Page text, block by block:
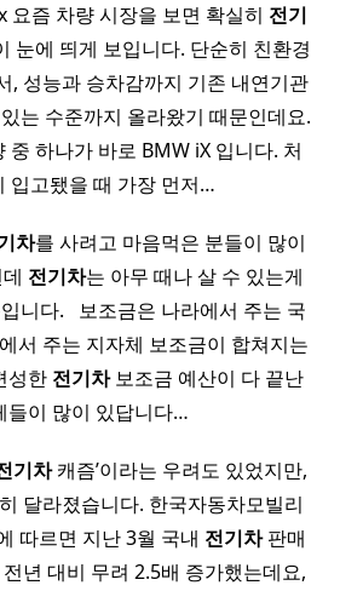
요즘 차량 시장을 보면 확실히 전기
눈에 띄게 보입니다. 단순히 친환경
, 성능과 승차감까지 기존 내연기관
는 수준까지 올라왔기 때문인데요.
중 하나가 바로 BMW iX 입니다. 처
입고됐을 때 가장 먼저…
차를 사려고 마음먹은 분들이 많이
전기차는 아무 때나 살 수 있는게
니다. ​ ​ 보조금은 나라에서 주는 국
서 주는 지자체 보조금이 합쳐지는
성한 전기차보조금 예산이 다 끝난
들이 많이 있답니다…
기차캐즘’이라는 우려도 있었지만,
달라졌습니다. 한국자동차모빌리
따르면 지난 3월 국내 전기차판매
년 대비 무려 2.5배 증가했는데요,